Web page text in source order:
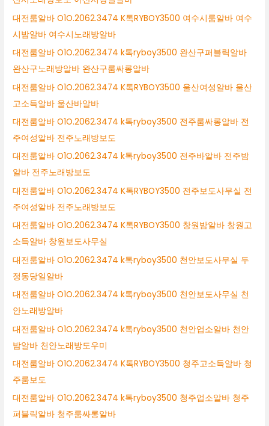
대전룸알바 O1O.2062.3474 K톡RYBOY3500 여수시룸알바 여수
시밤알바 여수시노래방알바
대전룸알바 O1O.2062.3474 k톡ryboy3500 완산구퍼블릭알바
완산구노래방알바 완산구룸싸롱알바
대전룸알바 O1O.2062.3474 K톡RYBOY3500 울산여성알바 울산
고소득알바 울산바알바
대전룸알바 O1O.2062.3474 k톡ryboy3500 전주룸싸롱알바 전
주여성알바 전주노래방보도
대전룸알바 O1O.2062.3474 k톡ryboy3500 전주바알바 전주밤
알바 전주노래방보도
대전룸알바 O1O.2062.3474 K톡RYBOY3500 전주보도사무실 전
주여성알바 전주노래방보도
대전룸알바 O1O.2062.3474 K톡RYBOY3500 창원밤알바 창원고
소득알바 창원보도사무실
대전룸알바 O1O.2062.3474 k톡ryboy3500 천안보도사무실 두
정동당일알바
대전룸알바 O1O.2062.3474 k톡ryboy3500 천안보도사무실 천
안노래방알바
대전룸알바 O1O.2062.3474 k톡ryboy3500 천안업소알바 천안
밤알바 천안노래방도우미
대전룸알바 O1O.2062.3474 K톡RYBOY3500 청주고소득알바 청
주룸보도
대전룸알바 O1O.2062.3474 k톡ryboy3500 청주업소알바 청주
퍼블릭알바 청주룸싸롱알바